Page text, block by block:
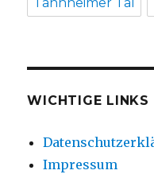
Tannheimer Tal
WICHTIGE LINKS
Impressum